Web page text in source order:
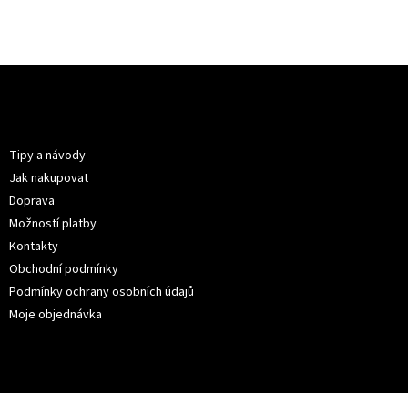
Tipy a návody
Jak nakupovat
Doprava
Možností platby
Kontakty
Obchodní podmínky
Podmínky ochrany osobních údajů
Moje objednávka